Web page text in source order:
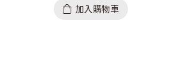
加入購物車